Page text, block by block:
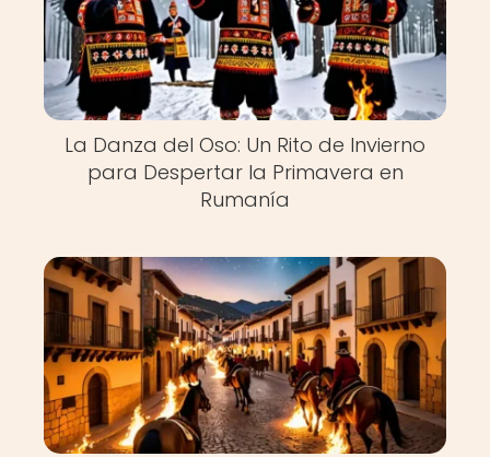
La Danza del Oso: Un Rito de Invierno
para Despertar la Primavera en
Rumanía